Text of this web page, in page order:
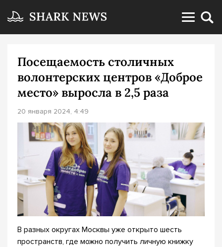
Посещаемость столичных
волонтерских центров «Доброе
место» выросла в 2,5 раза
20 января 2024, 4:49
В разных округах Москвы уже открыто шесть
пространств, где можно получить личную книжку